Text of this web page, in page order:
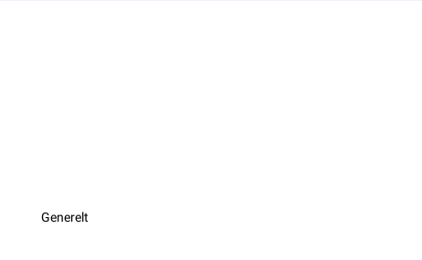
Generelt